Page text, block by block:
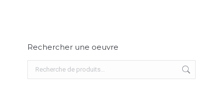
Rechercher une oeuvre